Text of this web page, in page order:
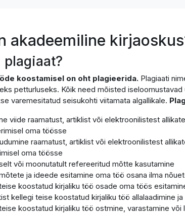
akadeemiline
plagiaat?
koostamisel on oht plagieerida. Plagiaati
petturluseks. Kõik need mõisted
varemesitatud seisukohti viitamata algallikale.
viide raamatust, artiklist või elektroonilistest
oma töösse
raamatust, artiklist või elektroonilistest
oma töösse
või moonutatult refereeritud mõtte kasutamine
ja ideede esitamine oma töö osana ilma
koostatud kirjaliku töö osade oma töös
kellegi teise koostatud kirjaliku töö allalaadimine
koostatud kirjaliku töö ostmine, varastamine või